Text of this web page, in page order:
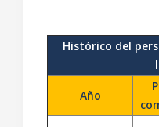
Histórico del
Año